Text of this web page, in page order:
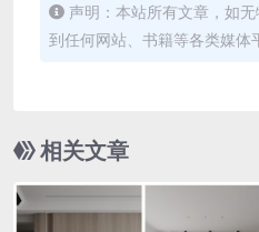
声明：本站所有文章，如
到任何网站、书籍等各类媒体
相关文章